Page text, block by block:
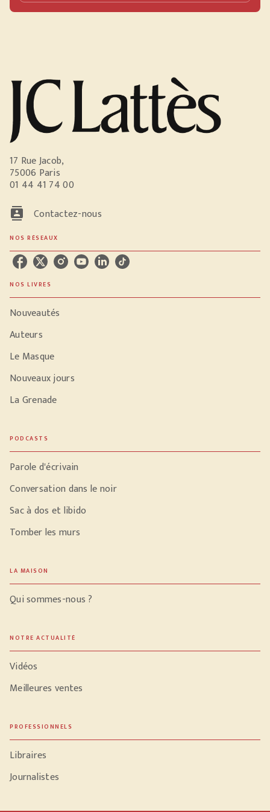
17 Rue Jacob,
75006 Paris
01 44 41 74 00
contacts Contactez-nous
NOS RÉSEAUX
NOS LIVRES
Nouveautés
Auteurs
Le Masque
Nouveaux jours
La Grenade
PODCASTS
Parole d'écrivain
Conversation dans le noir
Sac à dos et libido
Tomber les murs
LA MAISON
Qui sommes-nous ?
NOTRE ACTUALITÉ
Vidéos
Meilleures ventes
PROFESSIONNELS
Libraires
Journalistes